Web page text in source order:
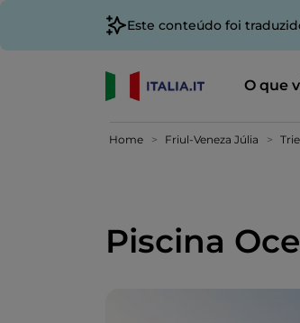
Este conteúdo foi
O que
Home Friul-Veneza Júlia
Piscina